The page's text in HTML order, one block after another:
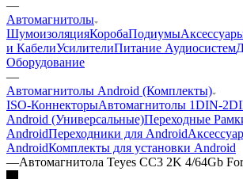
—
Автомагнитолы
ШумоизоляцияКоробаПодиумы
и КабелиУсилителиПитание Аудиосистем
Оборудование
—
Автомагнитолы Android (Комплекты)
ISO-КоннекторыАвтомагнитолы 1DIN-
Android (Универсальные)Переходные
AndroidПереходники для Android
AndroidКомплекты для установки Android
—Автомагнитола Teyes CC3 2K 4/64Gb